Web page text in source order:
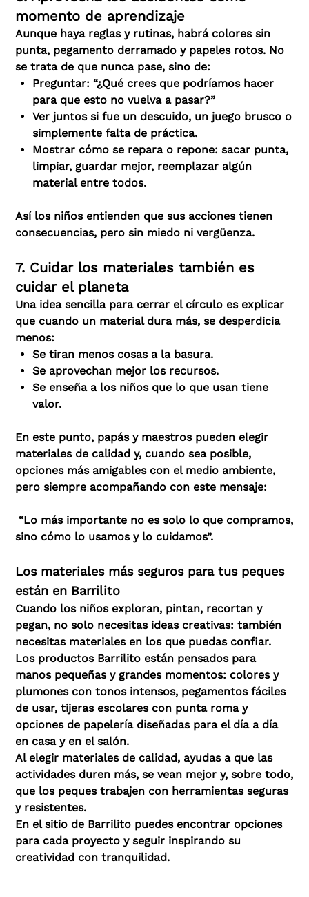
momento de aprendizaje
Aunque haya reglas y rutinas, habrá colores sin
punta, pegamento derramado y papeles rotos. No
se trata de que nunca pase, sino de:
Preguntar: “¿Qué crees que podríamos hacer
para que esto no vuelva a pasar?”
Ver juntos si fue un descuido, un juego brusco o
simplemente falta de práctica.
Mostrar cómo se repara o repone: sacar punta,
limpiar, guardar mejor, reemplazar algún
material entre todos.
Así los niños entienden que sus acciones tienen
consecuencias, pero sin miedo ni vergüenza.
7. Cuidar los materiales también es
cuidar el planeta
Una idea sencilla para cerrar el círculo es explicar
que cuando un material dura más, se desperdicia
menos:
Se tiran menos cosas a la basura.
Se aprovechan mejor los recursos.
Se enseña a los niños que lo que usan tiene
valor.
En este punto, papás y maestros pueden elegir
materiales de calidad y, cuando sea posible,
opciones más amigables con el medio ambiente,
pero siempre acompañando con este mensaje:
“Lo más importante no es solo lo que compramos,
sino cómo lo usamos y lo cuidamos”.
Los materiales más seguros para tus peques
están en Barrilito
Cuando los niños exploran, pintan, recortan y
pegan, no solo necesitas ideas creativas: también
necesitas materiales en los que puedas confiar.
Los productos Barrilito están pensados para
manos pequeñas y grandes momentos: colores y
plumones con tonos intensos, pegamentos fáciles
de usar, tijeras escolares con punta roma y
opciones de papelería diseñadas para el día a día
en casa y en el salón.
Al elegir materiales de calidad, ayudas a que las
actividades duren más, se vean mejor y, sobre todo,
que los peques trabajen con herramientas seguras
y resistentes.
En el sitio de Barrilito puedes encontrar opciones
para cada proyecto y seguir inspirando su
creatividad con tranquilidad.